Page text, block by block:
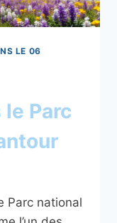
LE 06
Parc
Parc national